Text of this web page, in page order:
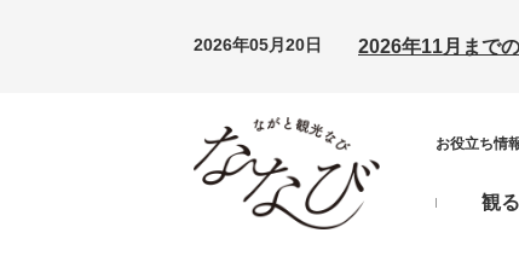
2026年05月20日 2026年11月まで
お役立ち情
観る